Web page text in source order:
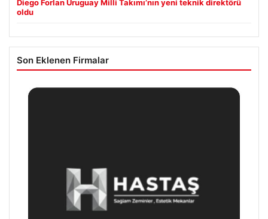
Diego Forlan Uruguay Milli Takımı’nın yeni teknik direktörü
oldu
Son Eklenen Firmalar